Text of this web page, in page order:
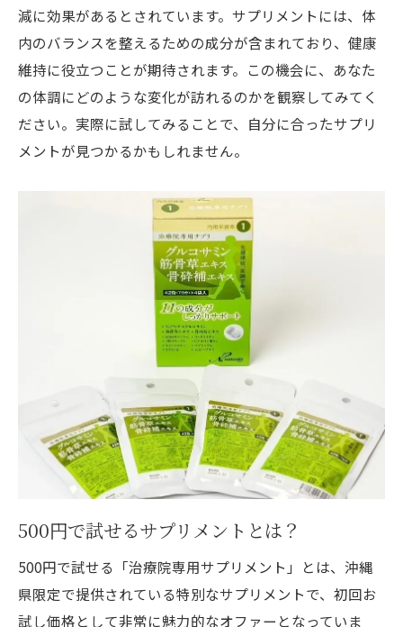
減に効果があるとされています。サプリメントには、体
内のバランスを整えるための成分が含まれており、健康
維持に役立つことが期待されます。この機会に、あなた
の体調にどのような変化が訪れるのかを観察してみてく
ださい。実際に試してみることで、自分に合ったサプリ
メントが見つかるかもしれません。
500円で試せるサプリメントとは？
500円で試せる「治療院専用サプリメント」とは、沖縄
県限定で提供されている特別なサプリメントで、初回お
試し価格として非常に魅力的なオファーとなっていま